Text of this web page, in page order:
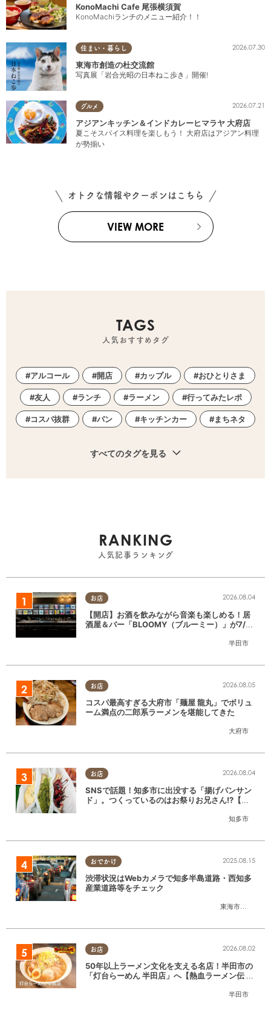
KonoMachi Cafe 尾張横須賀
KonoMachiランチのメニュー紹介！！
住まい・暮らし 2026.07.30
東海市創造の杜交流館
写真展「岩合光昭の日本ねこ歩き」開催!
グルメ 2026.07.21
アジアンキッチン＆インドカレーヒマラヤ 大府店
夏こそスパイス料理を楽しもう！ 大府店はアジアン料理
が勢揃い
オトクな情報やクーポンはこちら
VIEW MORE
TAGS
人気おすすめタグ
アルコール 開店 カップル おひとりさま
友人 ランチ ラーメン 行ってみたレポ
コスパ抜群 パン キッチンカー まちネタ
すべてのタグを見る
RANKING
人気記事ランキング
お店
半田市
2026.08.04
【開店】お酒を飲みながら音楽も楽しめる！居
酒屋＆バー「BLOOMY（ブルーミー）」が7/3
お店
大府市
2026.08.05
コスパ最高すぎる大府市「麺屋 龍丸」でボリュ
ーム満点の二郎系ラーメンを堪能してきた
お店
知多市
2026.08.04
SNSで話題！知多市に出没する「揚げパンサン
ド」。つくっているのはお祭りお兄さん!?【ち
おでかけ
東海市
,大府市
2025.08.15
渋滞状況はWebカメラで知多半島道路・西知多
産業道路等をチェック
お店
半田市
2026.08.02
50年以上ラーメン文化を支える名店！半田市の
「灯台らーめん 半田店」へ【熱血ラーメン伝 8